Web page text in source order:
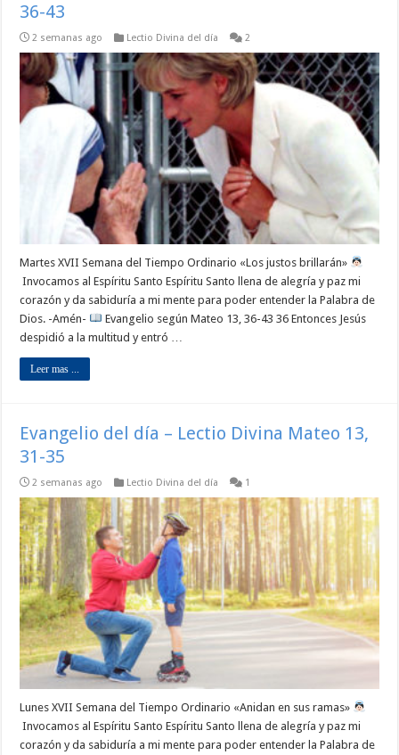
36-43
2 semanas ago Lectio Divina del día 2
Martes XVII Semana del Tiempo Ordinario «Los justos brillarán»
Invocamos al Espíritu Santo Espíritu Santo llena de alegría y paz mi
corazón y da sabiduría a mi mente para poder entender la Palabra de
Dios. -Amén-
Evangelio según Mateo 13, 36-43 36 Entonces Jesús
despidió a la multitud y entró …
Leer mas ...
Evangelio del día – Lectio Divina Mateo 13,
31-35
2 semanas ago Lectio Divina del día 1
Lunes XVII Semana del Tiempo Ordinario «Anidan en sus ramas»
Invocamos al Espíritu Santo Espíritu Santo llena de alegría y paz mi
corazón y da sabiduría a mi mente para poder entender la Palabra de